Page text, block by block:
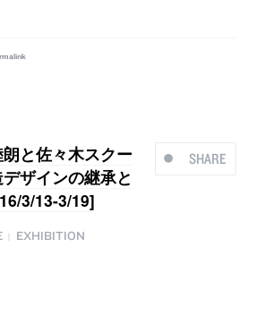
SHARE
と佐々木スクー
ザインの継承と
3/13-3/19]
EXHIBITION